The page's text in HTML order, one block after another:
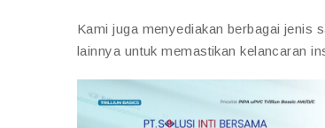
Kami juga menyediakan berbagai jenis
lainnya untuk memastikan kelancaran